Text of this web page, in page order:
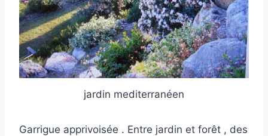
jardin mediterranéen
Garrigue apprivoisée . Entre jardin et forêt , des